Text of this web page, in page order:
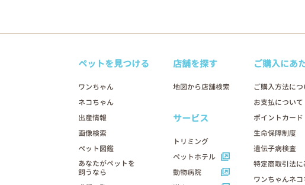
ペットを見つける
ワンちゃん
ネコちゃん
出産情報
画像検索
ペット図鑑
あなたがペットを
飼うなら
店舗を探す
地図から店舗検索
サービス
トリミング
ペットホテル
動物病院
ご購入にあ
ご購入方法につ
お支払について
ポイントカード
生命保障制度
遺伝子病検査
特定商取引法
ワンちゃんネ